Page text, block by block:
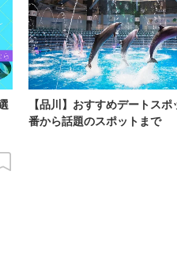
【品川】おすすめデートス
番から話題のスポットまで